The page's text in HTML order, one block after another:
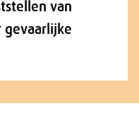
van
gevaarlijke